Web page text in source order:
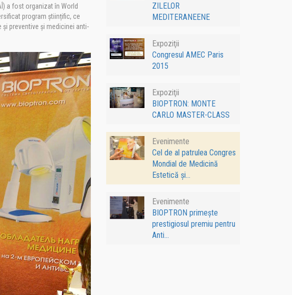
a fost organizat în World
program științific, ce
preventive și medicinei anti-
ZILELOR
MEDITERANEENE
Expoziţii
Congresul AMEC Paris
2015
Expoziţii
BIOPTRON: MONTE
CARLO MASTER-CLASS
Evenimente
Cel de al patrulea Congres
Mondial de Medicină
Estetică și...
Evenimente
BIOPTRON primește
prestigiosul premiu pentru
Anti...